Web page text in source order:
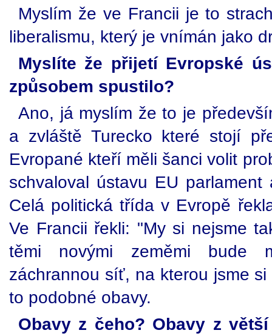
Myslím že ve Francii je to
liberalismu, který je vnímán jako
Myslíte že přijetí Evropské
způsobem spustilo?
Ano, já myslím že to je
a zvláště Turecko které stojí
Evropané kteří měli šanci volit
schvaloval ústavu EU
Celá politická třída v Evropě
Ve Francii řekli: "My si nejsme
těmi novými zeměmi bude
záchrannou síť, na kterou jsme
to podobné obavy.
Obavy z čeho? Obavy z